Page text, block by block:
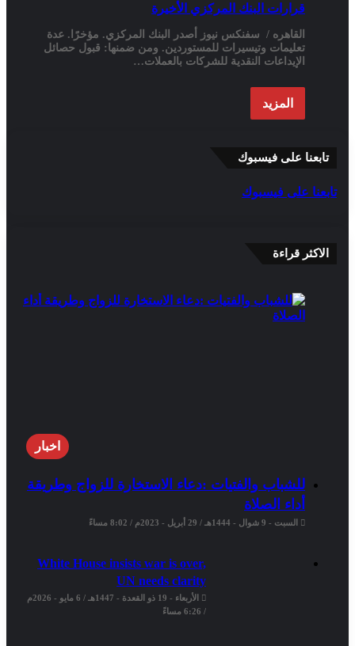
قرارات البنك المركزي الأخيرة
القاهره / سفنكس نيوز أصدر البنك المركزي. مؤخرًا. عدة
تعليمات وتيسيرات للمستوردين. ومن ضمنها: قبول حصائل
الإيداعات النقدية للشركات بالعملات…
المزيد
تابعنا على فيسبوك
تابعنا على فيسبوك
الاكثر قراءة
اخبار
للشباب والفتيات :دعاء الاستخارة للزواج وطريقة
أداء الصلاة
السبت - 9 شوال - 1444هـ / 29 أبريل - 2023م / 8:02 مساءً
White House insists war is over,
UN needs clarity
الأربعاء - 19 ذو القعدة - 1447هـ / 6 مايو - 2026م
/ 6:26 مساءً